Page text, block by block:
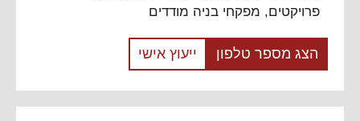
פרויקטים, מפקחי בניה מודדים
הצג מספר טלפון ייעוץ אישי